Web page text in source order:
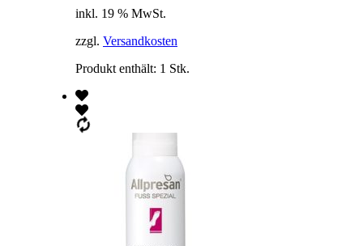
inkl. 19 % MwSt.
zzgl. Versandkosten
Produkt enthält: 1 Stk.